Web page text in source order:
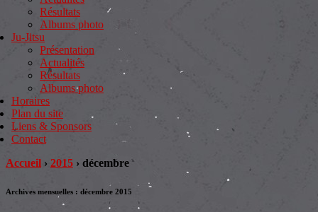
Résultats
Albums photo
Ju-Jitsu
Présentation
Actualités
Résultats
Albums photo
Horaires
Plan du site
Liens & Sponsors
Contact
Accueil › 2015 › décembre
Archives mensuelles : décembre 2015